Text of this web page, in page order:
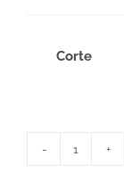
65,00€.
Corte
Lomo